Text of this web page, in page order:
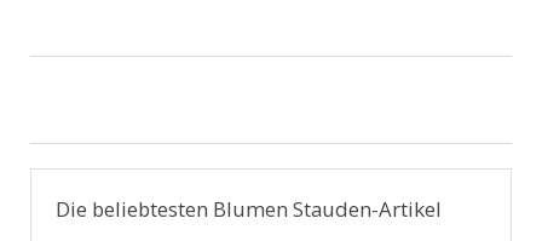
Die beliebtesten Blumen Stauden-Artikel